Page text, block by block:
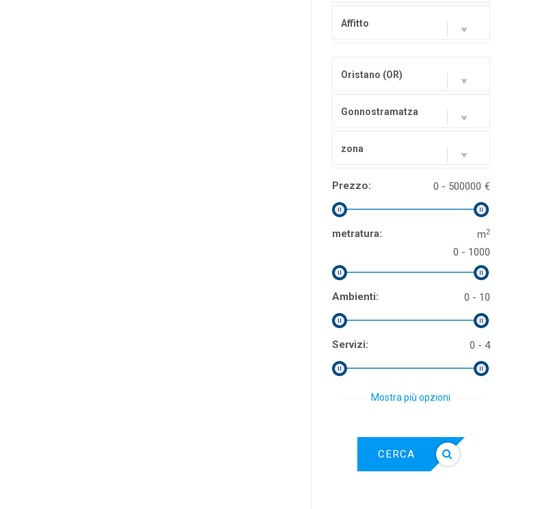
Affitto
Oristano (OR)
Gonnostramatza
zona
Prezzo: €
0 - 500000
metratura: m2
0 - 1000
Ambienti: 0 - 10
Servizi: 0 - 4
Mostra più opzioni
CERCA